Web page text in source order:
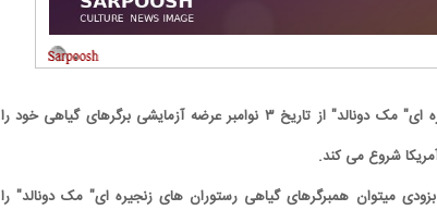
رستوران های زنجیره ای" مک دونالد" از تاریخ ۳ نوامبر عرضه آزمایشی برگرهای گیاهی خود را
میتوان همبرگرهای گیاهی رستوران های زنجیره ای" مک دونالد" را